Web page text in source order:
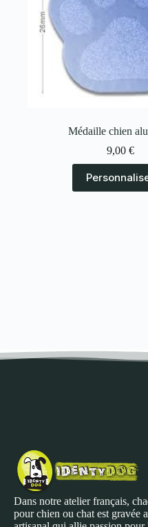
Médaille chien
9,00 €
Dans notre atelier français,
pour chien ou chat est gravée